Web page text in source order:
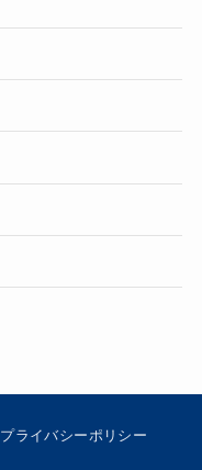
プライバシーポリシー